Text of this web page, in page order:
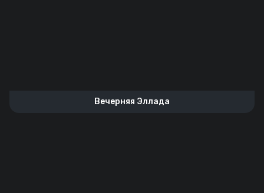
Вечерняя Эллада